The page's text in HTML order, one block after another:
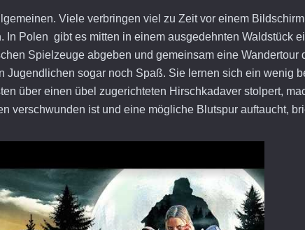
Viele verbringen viel zu Zeit vor einem
Polen gibt es mitten in einem ausgedehnten Waldstück
Spielzeuge abgeben und gemeinsam eine Wandertour
Jugendlichen sogar noch Spaß. Sie lernen sich ein wenig
über einen übel zugerichteten Hirschkadaver stolpert,
verschwunden ist und eine mögliche Blutspur auftaucht,